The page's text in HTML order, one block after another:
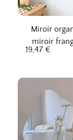
Miroir
miroir
19,47 €